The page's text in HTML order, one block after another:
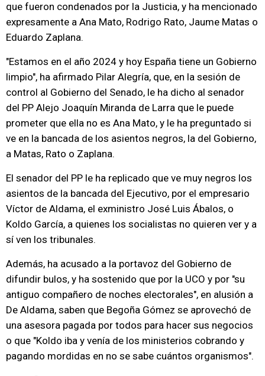
que fueron condenados por la Justicia, y ha mencionado
expresamente a Ana Mato, Rodrigo Rato, Jaume Matas o
Eduardo Zaplana.
"Estamos en el año 2024 y hoy España tiene un Gobierno
limpio", ha afirmado Pilar Alegría, que, en la sesión de
control al Gobierno del Senado, le ha dicho al senador
del PP Alejo Joaquín Miranda de Larra que le puede
prometer que ella no es Ana Mato, y le ha preguntado si
ve en la bancada de los asientos negros, la del Gobierno,
a Matas, Rato o Zaplana.
El senador del PP le ha replicado que ve muy negros los
asientos de la bancada del Ejecutivo, por el empresario
Víctor de Aldama, el exministro José Luis Ábalos, o
Koldo García, a quienes los socialistas no quieren ver y a
sí ven los tribunales.
Además, ha acusado a la portavoz del Gobierno de
difundir bulos, y ha sostenido que por la UCO y por "su
antiguo compañero de noches electorales", en alusión a
De Aldama, saben que Begoña Gómez se aprovechó de
una asesora pagada por todos para hacer sus negocios
o que "Koldo iba y venía de los ministerios cobrando y
pagando mordidas en no se sabe cuántos organismos".